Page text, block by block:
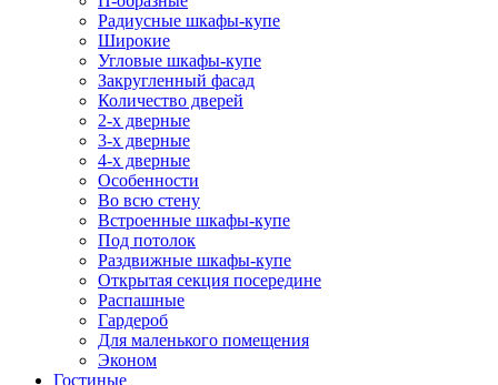
Радиусные шкафы-купе
Широкие
Угловые шкафы-купе
Закругленный фасад
Количество дверей
2-х дверные
3-х дверные
4-х дверные
Особенности
Во всю стену
Встроенные шкафы-купе
Под потолок
Раздвижные шкафы-купе
Открытая секция посередине
Распашные
Гардероб
Для маленького помещения
Эконом
Гостиные